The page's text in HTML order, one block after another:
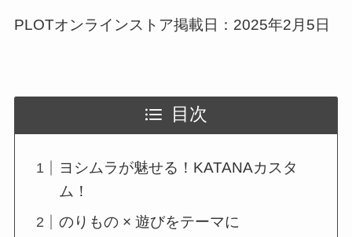
PLOTオンラインストア掲載日：2025年2月5日
目次
ヨシムラが魅せる！KATANAカスタ
ム！
のりもの × 遊びをテーマに